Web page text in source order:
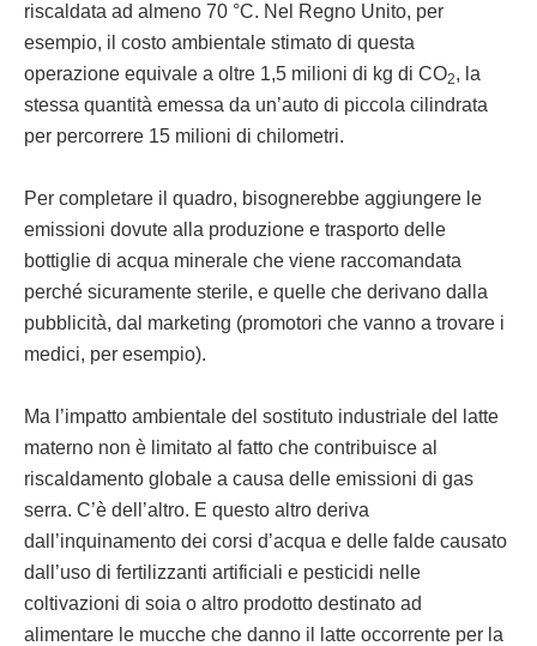
riscaldata ad almeno 70 °C. Nel Regno Unito, per
esempio, il costo ambientale stimato di questa
operazione equivale a oltre 1,5 milioni di kg di CO2, la
stessa quantità emessa da un’auto di piccola cilindrata
per percorrere 15 milioni di chilometri.
Per completare il quadro, bisognerebbe aggiungere le
emissioni dovute alla produzione e trasporto delle
bottiglie di acqua minerale che viene raccomandata
perché sicuramente sterile, e quelle che derivano dalla
pubblicità, dal marketing (promotori che vanno a trovare i
medici, per esempio).
Ma l’impatto ambientale del sostituto industriale del latte
materno non è limitato al fatto che contribuisce al
riscaldamento globale a causa delle emissioni di gas
serra. C’è dell’altro. E questo altro deriva
dall’inquinamento dei corsi d’acqua e delle falde causato
dall’uso di fertilizzanti artificiali e pesticidi nelle
coltivazioni di soia o altro prodotto destinato ad
alimentare le mucche che danno il latte occorrente per la